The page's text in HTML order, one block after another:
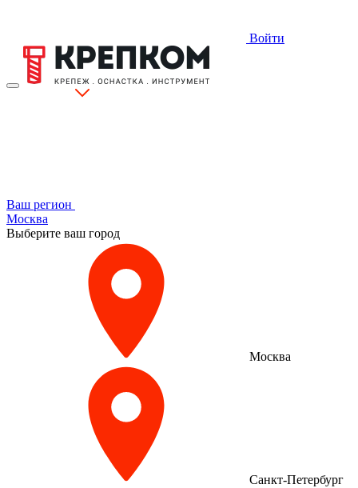
Войти
Ваш регион
Москва
Выберите ваш город
Москва
Санкт-Петербург